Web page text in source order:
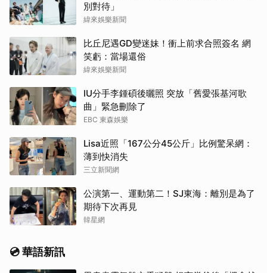
別對待」
緯來娛樂新聞
比丘尼遇GD變迷妹！衝上前求合照簽名 網
笑虧：當場還俗
緯來娛樂新聞
IU分手李鍾碩後曬照 突放「舊愛張基河歌
曲」緊急刪除了
EBC 東森娛樂
Lisa近照「167公分45公斤」比例驚呆網：
薄到快消失
三立新聞網
公演第一、運動第二！SJ東海：離別是為了
期待下次再見
韓星網
💿 華語新訊